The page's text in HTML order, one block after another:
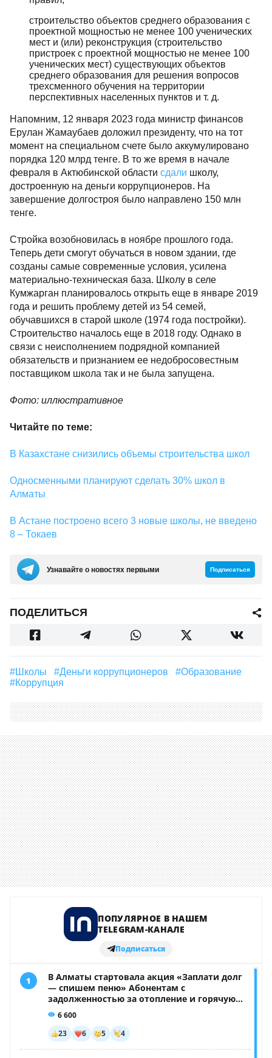
строительство объектов среднего образования с
проектной мощностью не менее 100 ученических
мест и (или) реконструкция (строительство
пристроек с проектной мощностью не менее 100
ученических мест) существующих объектов
среднего образования для решения вопросов
трехсменного обучения на территории
перспективных населенных пунктов и т. д.
Напомним, 12 января 2023 года министр финансов
Ерулан Жамаубаев доложил президенту, что на тот
момент на специальном счете было аккумулировано
порядка 120 млрд тенге. В то же время в начале
февраля в Актюбинской области сдали школу,
достроенную на деньги коррупционеров. На
завершение долгостроя было направлено 150 млн
тенге.
Стройка возобновилась в ноябре прошлого года.
Теперь дети смогут обучаться в новом здании, где
созданы самые современные условия, усилена
материально-техническая база. Школу в селе
Кумжарган планировалось открыть еще в январе 2019
года и решить проблему детей из 54 семей,
обучавшихся в старой школе (1974 года постройки).
Строительство началось еще в 2018 году. Однако в
связи с неисполнением подрядной компанией
обязательств и признанием ее недобросовестным
поставщиком школа так и не была запущена.
Фото: иллюстративное
Читайте по теме:
В Казахстане снизились объемы строительства школ
Односменными планируют сделать 30% школ в
Алматы
В Астане построено всего 3 новые школы, не введено
8 – Токаев
Узнавайте о новостях первыми Подписаться
ПОДЕЛИТЬСЯ
#школы #деньги коррупционеров
#образование
#Коррупция